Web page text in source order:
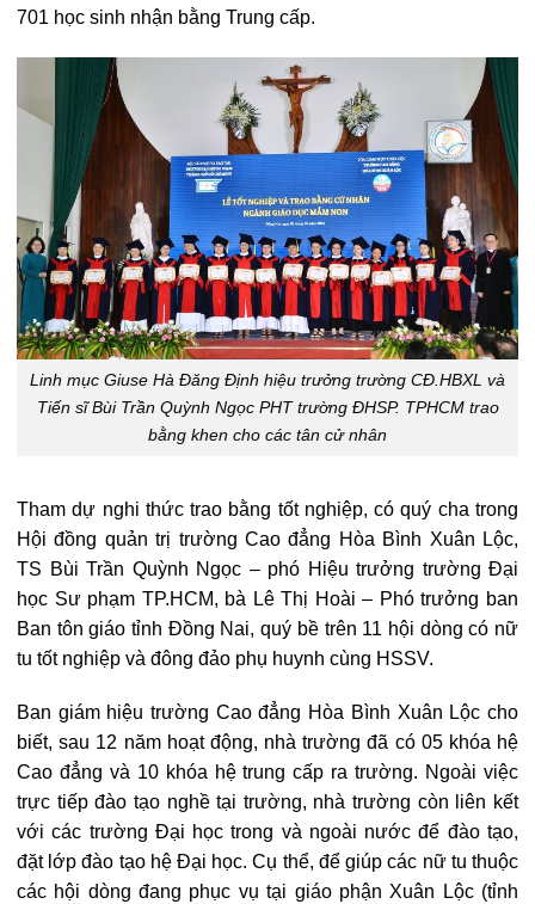
701 học sinh nhận bằng Trung cấp.
Linh mục Giuse Hà Đăng Định hiệu trưởng trường CĐ.HBXL và
Tiến sĩ Bùi Trần Quỳnh Ngọc PHT trường ĐHSP. TPHCM trao
bằng khen cho các tân cử nhân
Tham dự nghi thức trao bằng tốt nghiệp, có quý cha trong
Hội đồng quản trị trường Cao đẳng Hòa Bình Xuân Lộc,
TS Bùi Trần Quỳnh Ngọc – phó Hiệu trưởng trường Đại
học Sư phạm TP.HCM, bà Lê Thị Hoài – Phó trưởng ban
Ban tôn giáo tỉnh Đồng Nai, quý bề trên 11 hội dòng có nữ
tu tốt nghiệp và đông đảo phụ huynh cùng HSSV.
Ban giám hiệu trường Cao đẳng Hòa Bình Xuân Lộc cho
biết, sau 12 năm hoạt động, nhà trường đã có 05 khóa hệ
Cao đẳng và 10 khóa hệ trung cấp ra trường. Ngoài việc
trực tiếp đào tạo nghề tại trường, nhà trường còn liên kết
với các trường Đại học trong và ngoài nước để đào tạo,
đặt lớp đào tạo hệ Đại học. Cụ thể, để giúp các nữ tu thuộc
các hội dòng đang phục vụ tại giáo phận Xuân Lộc (tỉnh